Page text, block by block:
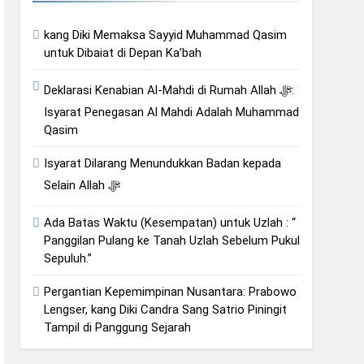
kang Diki Memaksa Sayyid Muhammad Qasim
untuk Dibaiat di Depan Ka’bah
Deklarasi Kenabian Al-Mahdi di Rumah Allah ﷻ:
Isyarat Penegasan Al Mahdi Adalah Muhammad
Qasim
Isyarat Dilarang Menundukkan Badan kepada
Selain Allah ﷻ
Ada Batas Waktu (Kesempatan) untuk Uzlah : “
Panggilan Pulang ke Tanah Uzlah Sebelum Pukul
Sepuluh.”
Pergantian Kepemimpinan Nusantara: Prabowo
Lengser, kang Diki Candra Sang Satrio Piningit
Tampil di Panggung Sejarah